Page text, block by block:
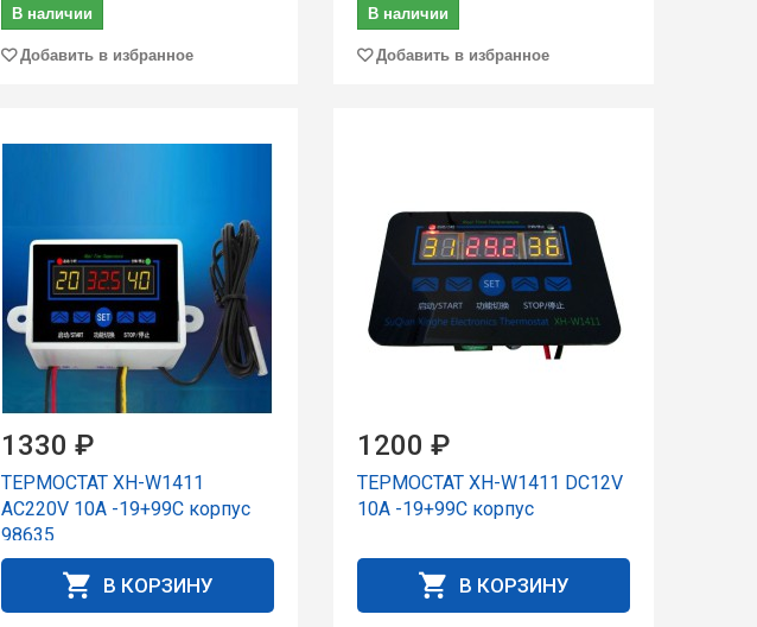
В наличии
Добавить в избранное
В наличии
Добавить в избранное
1330 ₽
ТЕРМОСТАТ XH-W1411
AC220V 10A -19+99C корпус
98635
В КОРЗИНУ
1200 ₽
ТЕРМОСТАТ XH-W1411 DC12V
10A -19+99C корпус
В КОРЗИНУ